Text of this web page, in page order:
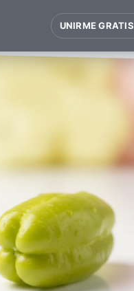
INICIO
HUB
WIKI
UNIRME GRATIS